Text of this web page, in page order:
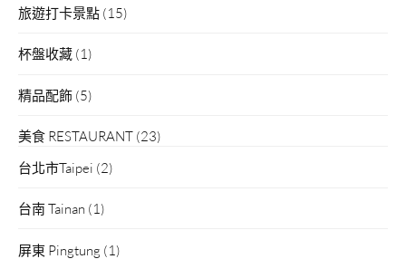
旅遊打卡景點 (15)
杯盤收藏 (1)
精品配飾 (5)
美食 RESTAURANT (23)
台北市Taipei (2)
台南 Tainan (1)
屏東 Pingtung (1)